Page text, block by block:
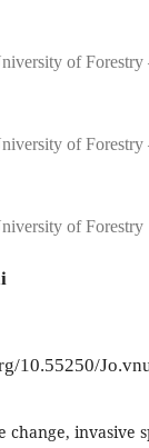
of Forestry
of Forestry
of Forestry
10.55250/
change, invasive